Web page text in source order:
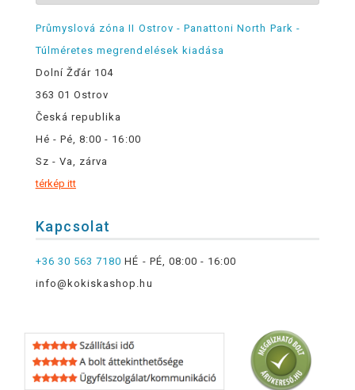
Průmyslová zóna II Ostrov - Panattoni North Park -
Túlméretes megrendelések kiadása
Dolní Žďár 104
363 01 Ostrov
Česká republika
Hé - Pé, 8:00 - 16:00
Sz - Va, zárva
térkép itt
Kapcsolat
+36 30 563 7180 HÉ - PÉ, 08:00 - 16:00
info@kokiskashop.hu